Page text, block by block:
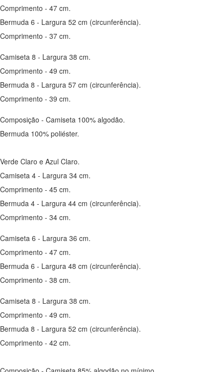
Comprimento - 47 cm.
Bermuda 6 - Largura 52 cm (circunferência).
Comprimento - 37 cm.
Camiseta 8 - Largura 38 cm.
Comprimento - 49 cm.
Bermuda 8 - Largura 57 cm (circunferência).
Comprimento - 39 cm.
Composição - Camiseta 100% algodão.
Bermuda 100% poliéster.
Verde Claro e Azul Claro.
Camiseta 4 - Largura 34 cm.
Comprimento - 45 cm.
Bermuda 4 - Largura 44 cm (circunferência).
Comprimento - 34 cm.
Camiseta 6 - Largura 36 cm.
Comprimento - 47 cm.
Bermuda 6 - Largura 48 cm (circunferência).
Comprimento - 38 cm.
Camiseta 8 - Largura 38 cm.
Comprimento - 49 cm.
Bermuda 8 - Largura 52 cm (circunferência).
Comprimento - 42 cm.